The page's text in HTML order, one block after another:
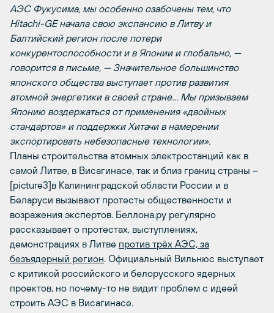
АЭС Фукусима, мы особенно озабочены тем, что
Hitachi-GE начала свою экспансию в Литву и
Балтийский регион после потери
конкурентоспособности и в Японии и глобально, —
говорится в письме, — Значительное большинство
японского общества выступает против развития
атомной энергетики в своей стране… Мы призываем
Японию воздержаться от применения «двойных
стандартов» и поддержки Хитачи в намерении
экспортировать небезопасные технологии».
Планы строительства атомных электростанций как в
самой Литве, в Висагинасе, так и близ границ страны –
[picture3]в Калининградской области России и в
Беларуси вызывают протесты общественности и
возражения экспертов. Беллона.ру регулярно
рассказывает о протестах, выступлениях,
демонстрациях в Литве против трёх АЭС, за
безъядерный регион. Официальный Вильнюс выступает
с критикой российского и белорусского ядерных
проектов, но почему-то не видит проблем с идеей
строить АЭС в Висагинасе.